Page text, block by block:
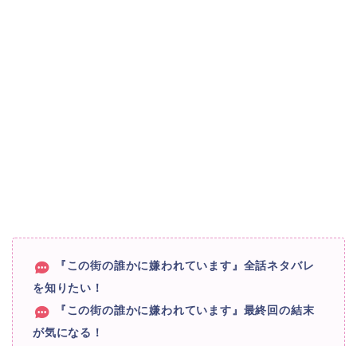
『この街の誰かに嫌われています』全話ネタバレ
を知りたい！
『この街の誰かに嫌われています』最終回の結末
が気になる！